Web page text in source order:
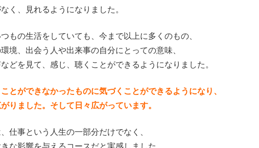
く、見れるようになりました。
もの生活をしていても、今まで以上に多くのもの、
境、出会う人や出来事の自分にとっての意味、
どを見て、感じ、聴くことができるようになりました。
とができなかったものに気づくことができるようになり、
りました。そして日々広がっています。
仕事という人生の一部分だけでなく、
な影響を与えるコースだと実感しました。